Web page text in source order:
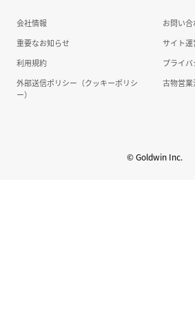
投資家情報
会社情報
お問い合
重要なお知らせ
サイト運
利用規約
プライ
外部送信ポリシー（クッキーポリシ
ー）
古物営
© Goldwin Inc.